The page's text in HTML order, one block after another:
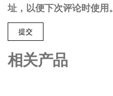
址，以便下次评论时使用。
相关产品